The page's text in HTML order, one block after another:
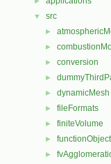
▼ src
►
►
► conversion
►
► dynamicMesh
► fileFormats
► finiteVolume
►
►